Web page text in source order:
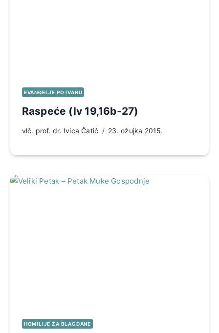
EVANĐELJE PO IVANU
Raspeće (Iv 19,16b-27)
vlč. prof. dr. Ivica Čatić 23. ožujka 2015.
HOMILIJE ZA BLAGDANE